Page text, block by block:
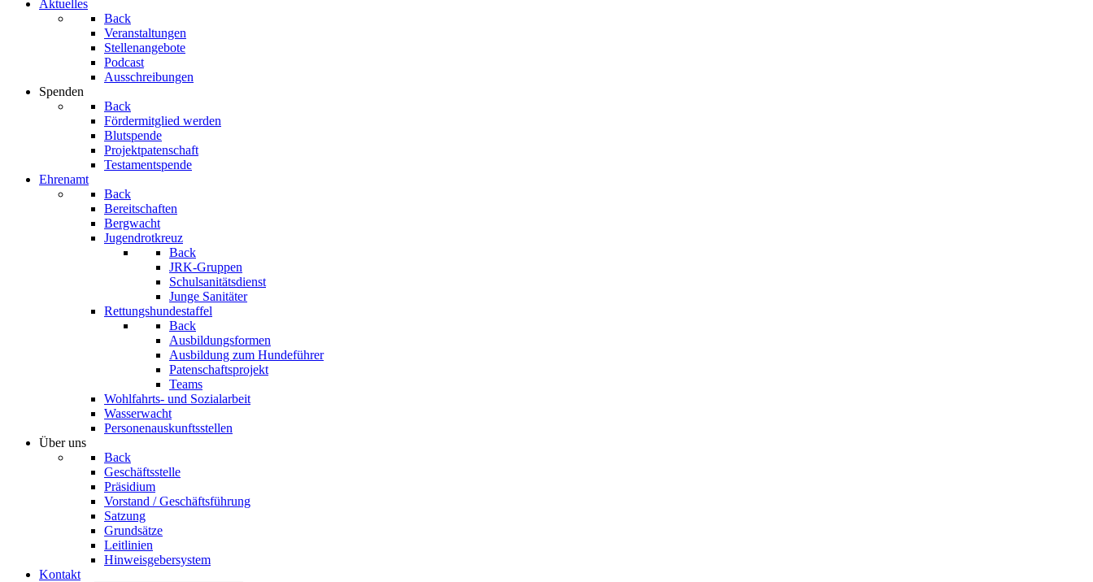
Aktuelles
Back
Veranstaltungen
Stellenangebote
Podcast
Ausschreibungen
Spenden
Back
Fördermitglied werden
Blutspende
Projektpatenschaft
Testamentspende
Ehrenamt
Back
Bereitschaften
Bergwacht
Jugendrotkreuz
Back
JRK-Gruppen
Schulsanitätsdienst
Junge Sanitäter
Rettungshundestaffel
Back
Ausbildungsformen
Ausbildung zum Hundeführer
Patenschaftsprojekt
Teams
Wohlfahrts- und Sozialarbeit
Wasserwacht
Personenauskunftsstellen
Über uns
Back
Geschäftsstelle
Präsidium
Vorstand / Geschäftsführung
Satzung
Grundsätze
Leitlinien
Hinweisgebersystem
Kontakt